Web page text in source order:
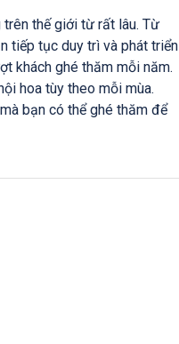
trên thế giới từ rất lâu. Từ
tiếp tục duy trì và phát triển
khách ghé thăm mỗi năm.
hoa tùy theo mỗi mùa.
bạn có thể ghé thăm để